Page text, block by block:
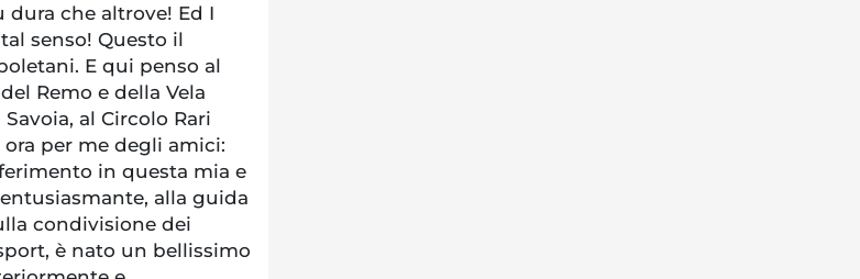
dura che altrove! Ed I
senso! Questo il
E qui penso al
Remo e della Vela
al Circolo Rari
per me degli amici:
in questa mia e
alla guida
condivisione dei
è nato un bellissimo